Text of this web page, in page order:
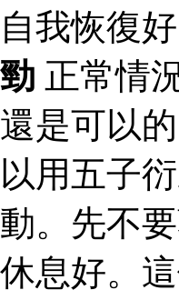
自我恢復好
勁 正常情
還是可以
以用五子
動。先不
休息好。